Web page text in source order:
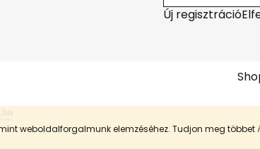
weboldalforgalmunk elemzéséhez. Tudjon meg többet
Új regisztráció